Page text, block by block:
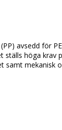
avsedd för
ställs höga krav
samt mekanisk